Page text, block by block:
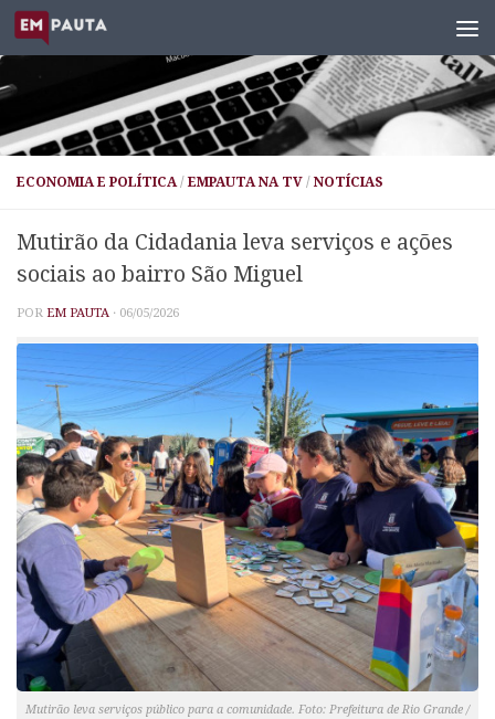
Skip to content
ECONOMIA E POLÍTICA / EMPAUTA NA TV / NOTÍCIAS
Mutirão da Cidadania leva serviços e ações
sociais ao bairro São Miguel
POR EM PAUTA · 06/05/2026
Mutirão leva serviços público para a comunidade. Foto: Prefeitura de Rio Grande /